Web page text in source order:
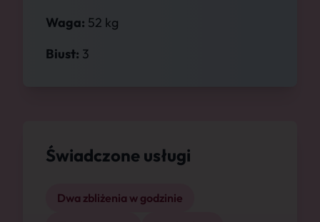
Waga: 52 kg
Biust: 3
Świadczone usługi
Dwa zbliżenia w godzinie